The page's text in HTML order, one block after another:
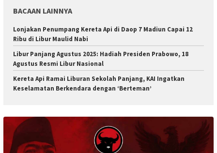
BACAAN LAINNYA
Lonjakan Penumpang Kereta Api di Daop 7 Madiun Capai 12
Ribu di Libur Maulid Nabi
Libur Panjang Agustus 2025: Hadiah Presiden Prabowo, 18
Agustus Resmi Libur Nasional
Kereta Api Ramai Liburan Sekolah Panjang, KAI Ingatkan
Keselamatan Berkendara dengan ‘Berteman’